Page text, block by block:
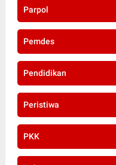
Parpol
Pemdes
Pendidikan
Peristiwa
PKK